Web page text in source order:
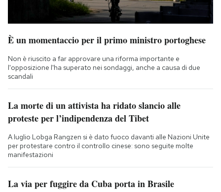
È un momentaccio per il primo ministro portoghese
Non è riuscito a far approvare una riforma importante e
l'opposizione l'ha superato nei sondaggi, anche a causa di due
scandali
La morte di un attivista ha ridato slancio alle
proteste per l’indipendenza del Tibet
A luglio Lobga Rangzen si è dato fuoco davanti alle Nazioni Unite
per protestare contro il controllo cinese: sono seguite molte
manifestazioni
La via per fuggire da Cuba porta in Brasile